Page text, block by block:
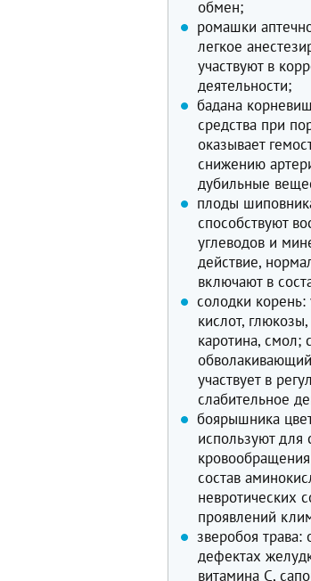
обмен;
ромашки
легкое
участвуют в
деятельности;
бадана
средства при
оказывает
снижению
дубильные
плоды
способствуют
углеводов и
действие,
включают в
солодки корень:
кислот,
каротина, смол;
участвует в
слабительное
боярышника
используют для
состав
невротических
проявлений
зверобоя
дефектах
витамина C,